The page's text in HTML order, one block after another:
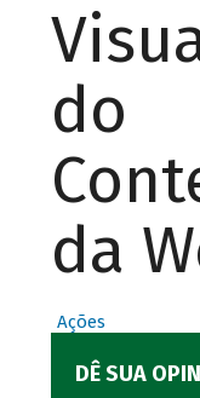
do
da
Ações
DÊ SUA